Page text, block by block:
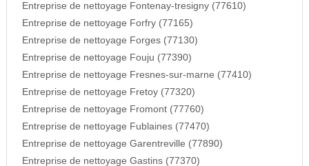
Entreprise de nettoyage Fontenay-tresigny (77610)
Entreprise de nettoyage Forfry (77165)
Entreprise de nettoyage Forges (77130)
Entreprise de nettoyage Fouju (77390)
Entreprise de nettoyage Fresnes-sur-marne (77410)
Entreprise de nettoyage Fretoy (77320)
Entreprise de nettoyage Fromont (77760)
Entreprise de nettoyage Fublaines (77470)
Entreprise de nettoyage Garentreville (77890)
Entreprise de nettoyage Gastins (77370)